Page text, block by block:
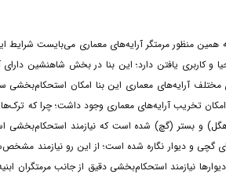
منظور مرمتگر آرایه‌های معماری می‌بایست شرایط
و کاربری یافتن دارد؛ این بنا در بخش شاهنشین
آرایه‌های معماری این بنا امکان استحکام‌بخشی
تخریب آرایه‌های معماری وجود داشت؛ چرا که
و بستر (گچ) شده است که نیازمند
گچی و دیوار نگاره شده است؛ از این رو نیازمند
نیازمند استحکام‌بخشی دقیق از جانب مرمتگران